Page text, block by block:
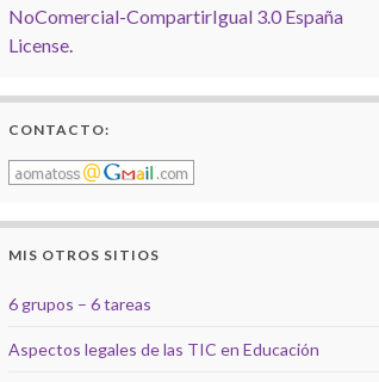
NoComercial-CompartirIgual 3.0 España
License.
CONTACTO:
MIS OTROS SITIOS
6 grupos – 6 tareas
Aspectos legales de las TIC en Educación